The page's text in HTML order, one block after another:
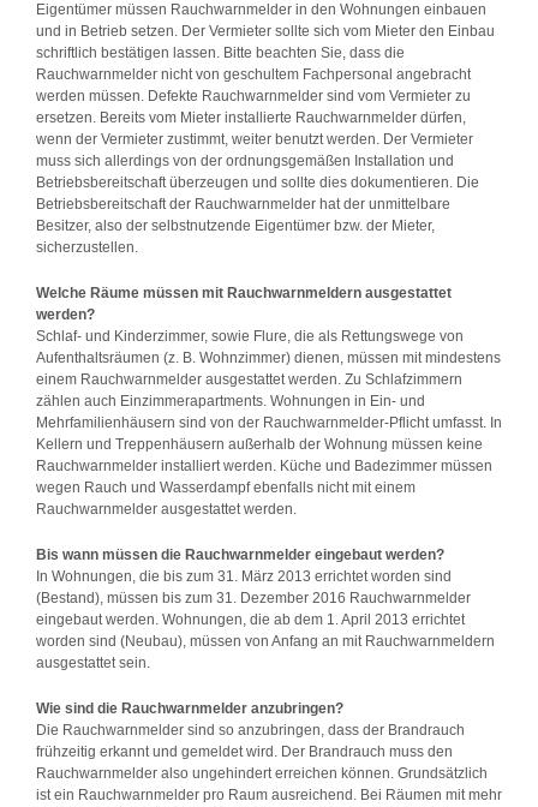
Eigentümer müssen Rauchwarnmelder in den Wohnungen einbauen
und in Betrieb setzen. Der Vermieter sollte sich vom Mieter den Einbau
schriftlich bestätigen lassen. Bitte beachten Sie, dass die
Rauchwarnmelder nicht von geschultem Fachpersonal angebracht
werden müssen. Defekte Rauchwarnmelder sind vom Vermieter zu
ersetzen. Bereits vom Mieter installierte Rauchwarnmelder dürfen,
wenn der Vermieter zustimmt, weiter benutzt werden. Der Vermieter
muss sich allerdings von der ordnungsgemäßen Installation und
Betriebsbereitschaft überzeugen und sollte dies dokumentieren. Die
Betriebsbereitschaft der Rauchwarnmelder hat der unmittelbare
Besitzer, also der selbstnutzende Eigentümer bzw. der Mieter,
sicherzustellen.
Welche Räume müssen mit Rauchwarnmeldern ausgestattet
werden?
Schlaf- und Kinderzimmer, sowie Flure, die als Rettungswege von
Aufenthaltsräumen (z. B. Wohnzimmer) dienen, müssen mit mindestens
einem Rauchwarnmelder ausgestattet werden. Zu Schlafzimmern
zählen auch Einzimmerapartments. Wohnungen in Ein- und
Mehrfamilienhäusern sind von der Rauchwarnmelder-Pflicht umfasst. In
Kellern und Treppenhäusern außerhalb der Wohnung müssen keine
Rauchwarnmelder installiert werden. Küche und Badezimmer müssen
wegen Rauch und Wasserdampf ebenfalls nicht mit einem
Rauchwarnmelder ausgestattet werden.
Bis wann müssen die Rauchwarnmelder eingebaut werden?
In Wohnungen, die bis zum 31. März 2013 errichtet worden sind
(Bestand), müssen bis zum 31. Dezember 2016 Rauchwarnmelder
eingebaut werden. Wohnungen, die ab dem 1. April 2013 errichtet
worden sind (Neubau), müssen von Anfang an mit Rauchwarnmeldern
ausgestattet sein.
Wie sind die Rauchwarnmelder anzubringen?
Die Rauchwarnmelder sind so anzubringen, dass der Brandrauch
frühzeitig erkannt und gemeldet wird. Der Brandrauch muss den
Rauchwarnmelder also ungehindert erreichen können. Grundsätzlich
ist ein Rauchwarnmelder pro Raum ausreichend. Bei Räumen mit mehr